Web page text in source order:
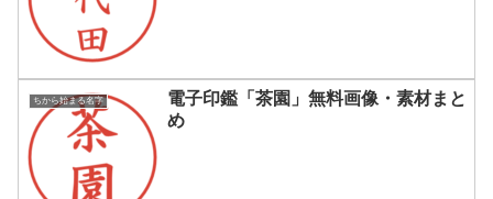
ちから始まる名字
電子印鑑「茶園」無料画像・素材まと
め